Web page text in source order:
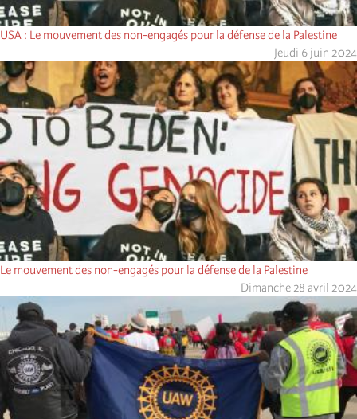
USA : Le mouvement des non-engagés pour la défense de la Palestine
Jeudi 6 juin 2024
Le mouvement des non-engagés pour la défense de la Palestine
Dimanche 28 avril 2024